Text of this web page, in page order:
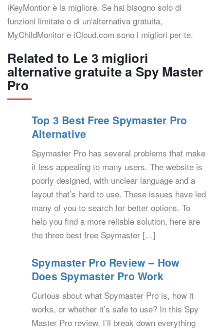
iKeyMontior è la migliore. Se hai bisogno solo di
funzioni limitate o di un'alternativa gratuita,
MyChildMonitor e iCloud.com sono i migliori per te.
Related to Le 3 migliori
alternative gratuite a Spy Master
Pro
Top 3 Best Free Spymaster Pro
Alternative
Spymaster Pro has several problems that make
it less appealing to many users. The website is
poorly designed, with unclear language and a
layout that’s hard to use. These issues have led
many of you to search for better options. To
help you find a more reliable solution, here are
the three best free Spymaster […]
Spymaster Pro Review – How
Does Spymaster Pro Work
Curious about what Spymaster Pro is, how it
works, or whether it’s safe to use? In this Spy
Master Pro review, I’ll break down everything